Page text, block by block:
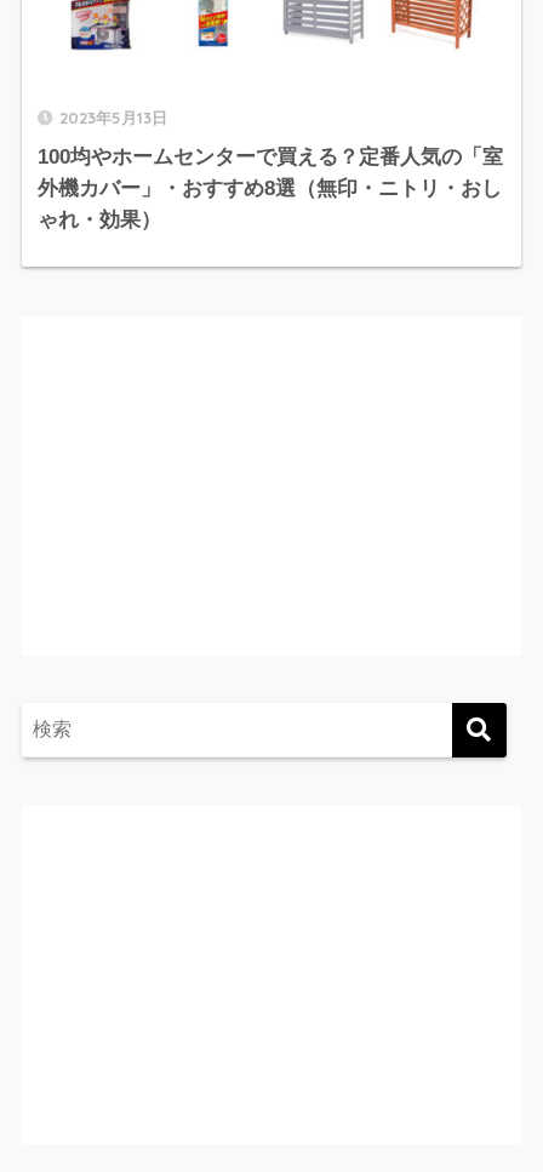
2023年5月13日
100均やホームセンターで買える？定番人気の「室
外機カバー」・おすすめ8選（無印・ニトリ・おし
ゃれ・効果）